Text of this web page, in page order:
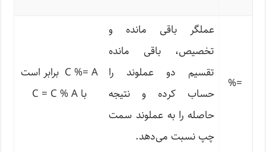
=
%
عملگر باقی مانده و
تخصیص، باقی مانده
تقسیم دو عملوند را
حساب کرده و نتیجه
حاصله را به عملوند سمت
چپ نسبت می‌دهد.
C %= A برابر است
با C = C % A